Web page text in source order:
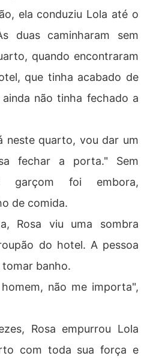
ela conduziu Lola até o
duas caminharam sem
quando encontraram
que tinha acabado de
não tinha fechado a
neste quarto, vou dar um
fechar a porta." Sem
garçom foi embora,
de comida.
Rosa viu uma sombra
do hotel. A pessoa
banho.
não me importa",
Rosa empurrou Lola
com toda sua força e